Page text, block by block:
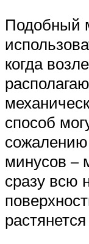
Подобный
когда
способ
минусов –
сразу всю